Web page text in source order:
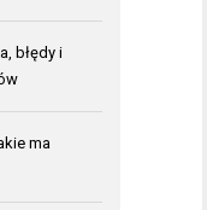
błędy i
ma